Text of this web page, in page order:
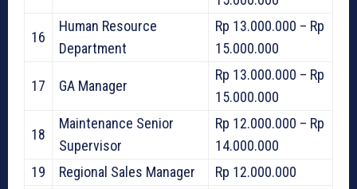
16
Human Resource
Department
Rp 13.000.000 – Rp
15.000.000
17 GA Manager
Rp 13.000.000 – Rp
15.000.000
18
Maintenance Senior
Supervisor
Rp 12.000.000 – Rp
14.000.000
19
Regional Sales Manager Rp 12.000.000